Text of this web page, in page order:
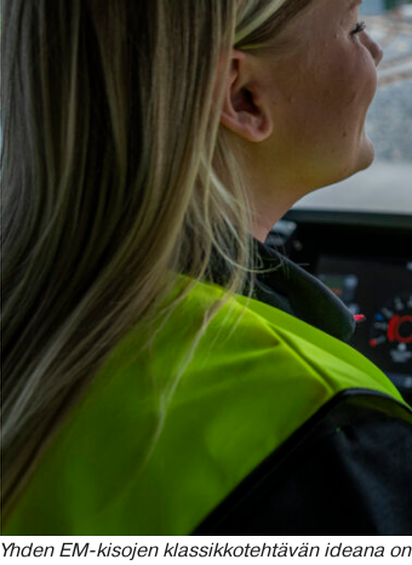
Yhden EM-kisojen klassikkotehtävän ideana